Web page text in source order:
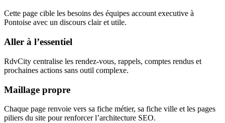
Cette page cible les besoins des équipes account executive à
Pontoise avec un discours clair et utile.
Aller à l’essentiel
RdvCity centralise les rendez-vous, rappels, comptes rendus et
prochaines actions sans outil complexe.
Maillage propre
Chaque page renvoie vers sa fiche métier, sa fiche ville et les pages
piliers du site pour renforcer l’architecture SEO.